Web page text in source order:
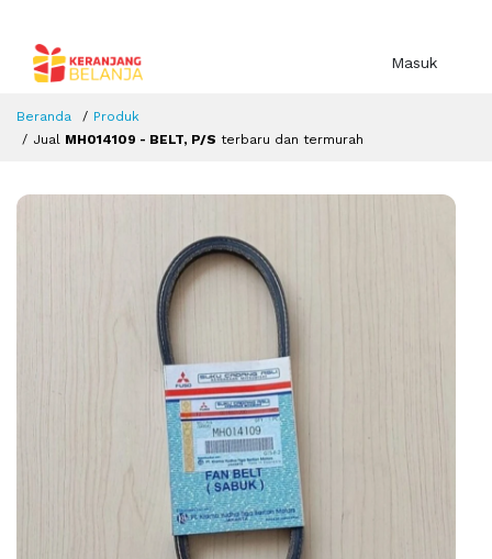
Masuk
Beranda
Produk
Jual MH014109 - BELT, P/S terbaru dan termurah